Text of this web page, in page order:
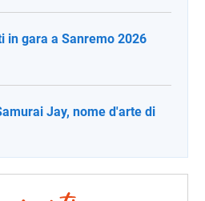
in gara a Sanremo 2026
Jay, nome d'arte di